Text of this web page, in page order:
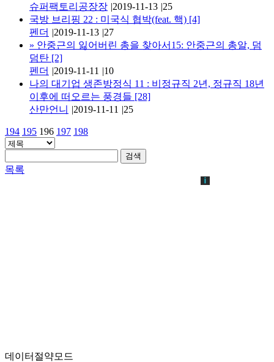
슈퍼팩토리공장장 |2019-11-13 |25
국방 브리핑 22 : 미국식 협박(feat. 핵) [4]
펜더 |2019-11-13 |27
» 안중근의 잃어버린 총을 찾아서15: 안중근의 총알, 덤
덤탄 [2]
펜더 |2019-11-11 |10
나의 대기업 생존방정식 11 : 비정규직 2년, 정규직 18년
이후에 떠오르는 풍경들 [28]
산만언니
|2019-11-11 |25
194 195 196 197 198
검색
목록
데이터절약모드